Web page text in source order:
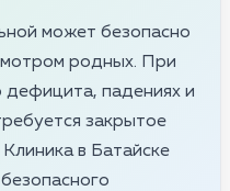
может безопасно
родных. При
дефицита, падениях и
закрытое
в Батайске